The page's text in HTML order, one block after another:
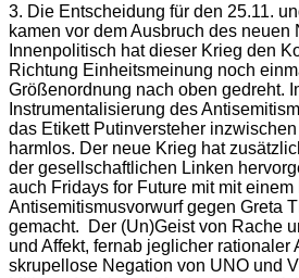
3. Die Entscheidung für den 25.11.
kamen vor dem Ausbruch des neuen
Innenpolitisch hat dieser Krieg den
Richtung Einheitsmeinung noch
Größenordnung nach oben gedreht.
Instrumentalisierung des
das Etikett Putinversteher
harmlos. Der neue Krieg hat
der gesellschaftlichen Linken
auch Fridays for Future mit mit einem
Antisemitismusvorwurf gegen Greta
gemacht. Der (Un)Geist von Rache
und Affekt, fernab jeglicher rationaler
skrupellose Negation von UNO und